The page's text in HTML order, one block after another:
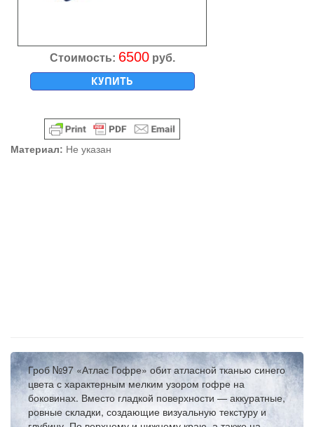
Стоимость: 6500руб.
КУПИТЬ
Материал: Не указан
Гроб №97 «Атлас Гофре» обит атласной тканью синего
цвета с характерным мелким узором гофре на
боковинах. Вместо гладкой поверхности — аккуратные,
ровные складки, создающие визуальную текстуру и